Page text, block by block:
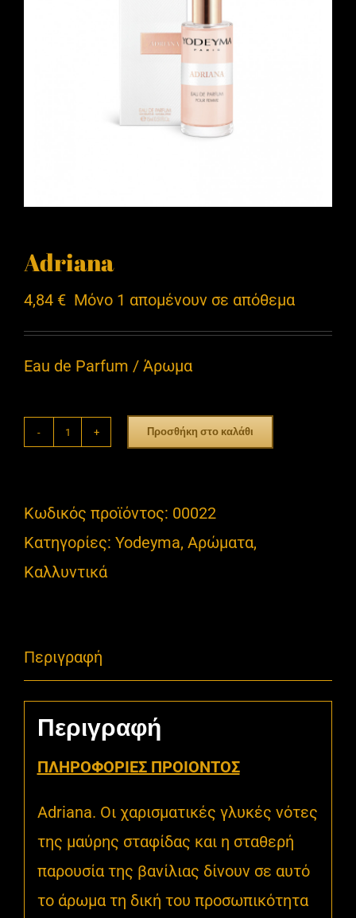
Adriana
4,84 € Μόνο 1 απομένουν σε απόθεμα
Eau de Parfum / Άρωμα
Adriana
Προσθήκη στο καλάθι
Κωδικός προϊόντος: 00022
Κατηγορίες: Yodeyma, Αρώματα,
Καλλυντικά
Περιγραφή
Περιγραφή
ΠΛΗΡΟΦΟΡΙΕΣ ΠΡΟΙΟΝΤΟΣ
Adriana. Οι χαρισματικές γλυκές νότες
της μαύρης σταφίδας και η σταθερή
παρουσία της βανίλιας δίνουν σε αυτό
το άρωμα τη δική του προσωπικότητα